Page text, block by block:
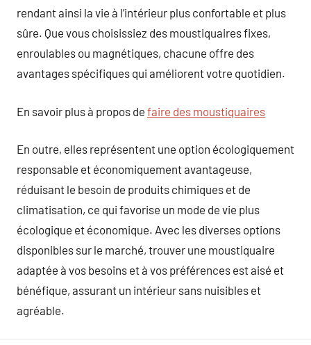
rendant ainsi la vie à l’intérieur plus confortable et plus
sûre. Que vous choisissiez des moustiquaires fixes,
enroulables ou magnétiques, chacune offre des
avantages spécifiques qui améliorent votre quotidien.
En savoir plus à propos de faire des moustiquaires
En outre, elles représentent une option écologiquement
responsable et économiquement avantageuse,
réduisant le besoin de produits chimiques et de
climatisation, ce qui favorise un mode de vie plus
écologique et économique. Avec les diverses options
disponibles sur le marché, trouver une moustiquaire
adaptée à vos besoins et à vos préférences est aisé et
bénéfique, assurant un intérieur sans nuisibles et
agréable.